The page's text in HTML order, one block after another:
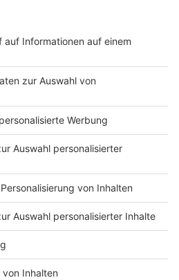
Artikel gemerkt
Newsletter